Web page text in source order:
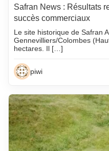
Safran News : Résultats
succès commerciaux
Le site historique de Safran
Gennevilliers/Colombes
hectares. Il […]
piwi